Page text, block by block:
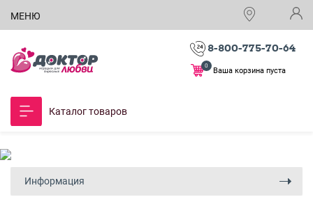
МЕНЮ
8-800-775-70-64
Ваша корзина пуста
0
Каталог товаров
Информация